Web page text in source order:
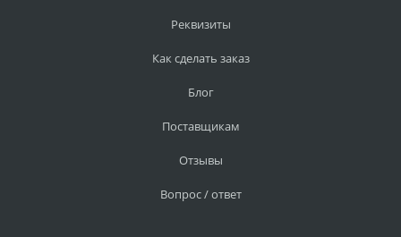
Реквизиты
Как сделать заказ
Блог
Поставщикам
Отзывы
Вопрос / ответ